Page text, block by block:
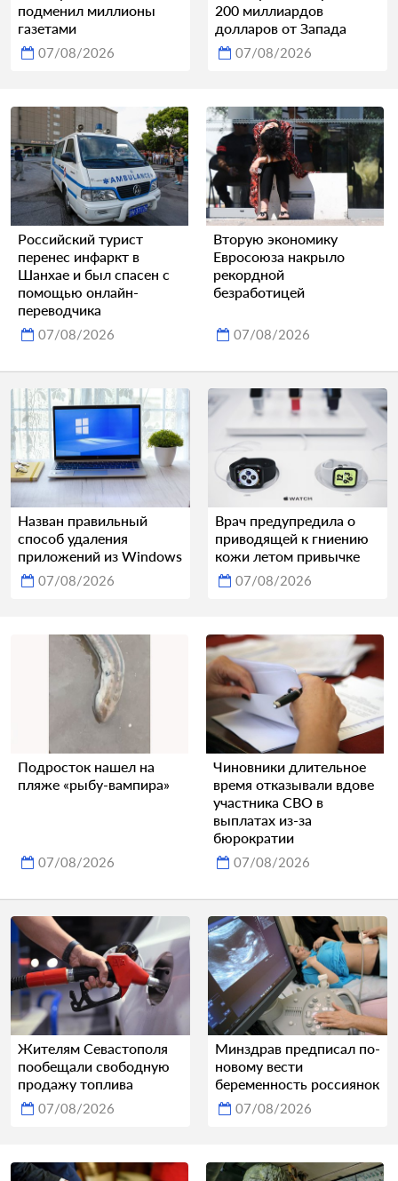
подменил миллионы
газетами
07/08/2026
200 миллиардов
долларов от Запада
07/08/2026
Российский турист
перенес инфаркт в
Шанхае и был спасен с
помощью онлайн-
переводчика
07/08/2026
Вторую экономику
Евросоюза накрыло
рекордной
безработицей
07/08/2026
Назван правильный
способ удаления
приложений из Windows
07/08/2026
Врач предупредила о
приводящей к гниению
кожи летом привычке
07/08/2026
Подросток нашел на
пляже «рыбу-вампира»
07/08/2026
Чиновники длительное
время отказывали вдове
участника СВО в
выплатах из-за
бюрократии
07/08/2026
Жителям Севастополя
пообещали свободную
продажу топлива
07/08/2026
Минздрав предписал по-
новому вести
беременность россиянок
07/08/2026